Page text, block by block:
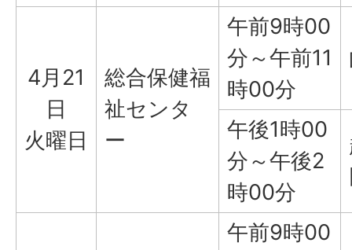
4月21
日
火曜日
総合保健福
祉センタ
ー
午前9時00
分～午前11
時00分
午後1時00
分～午後2
時00分
午前9時00